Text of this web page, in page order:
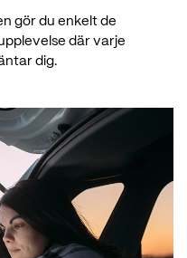
gör du enkelt de
där varje
dig.